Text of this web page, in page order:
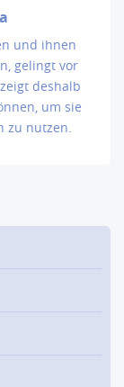
und ihnen
gelingt vor
deshalb
um sie
zu nutzen.